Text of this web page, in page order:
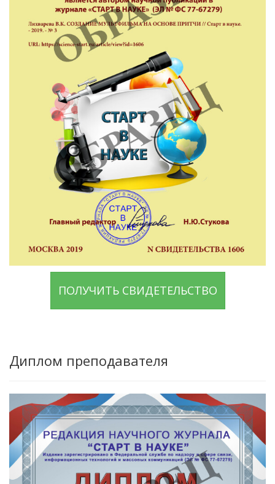
ПОЛУЧИТЬ СВИДЕТЕЛЬСТВО
Диплом преподавателя